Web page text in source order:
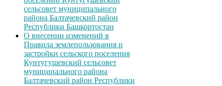
сельсовет муниципального
района Балтачевский район
Республики Башкортостан
О внесении изменений в
Правила землепользования и
застройки сельского поселения
Кунтугушевский сельсовет
муниципального района
Балтачевский район Республики